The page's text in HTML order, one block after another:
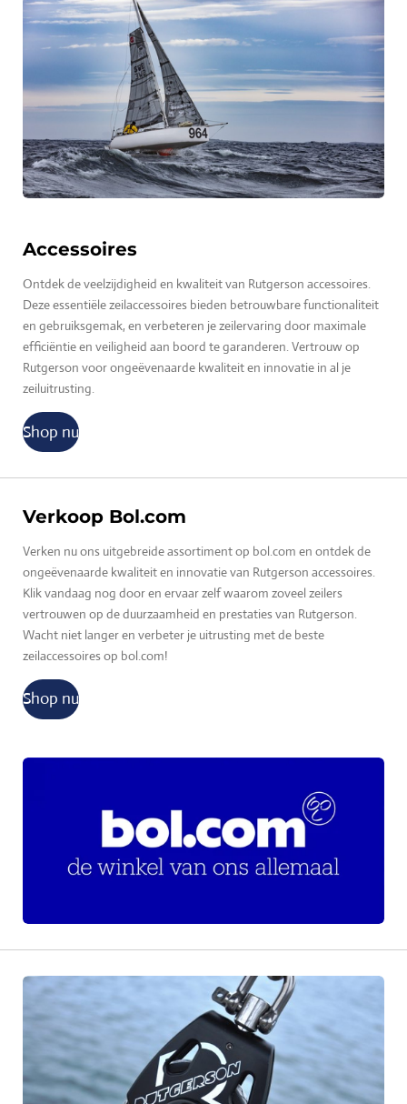
Accessoires
Ontdek de veelzijdigheid en kwaliteit van Rutgerson accessoires.
Deze essentiële zeilaccessoires bieden betrouwbare functionaliteit
en gebruiksgemak, en verbeteren je zeilervaring door maximale
efficiëntie en veiligheid aan boord te garanderen. Vertrouw op
Rutgerson voor ongeëvenaarde kwaliteit en innovatie in al je
zeiluitrusting.
Shop nu
Verkoop Bol.com
Verken nu ons uitgebreide assortiment op bol.com en ontdek de
ongeëvenaarde kwaliteit en innovatie van Rutgerson accessoires.
Klik vandaag nog door en ervaar zelf waarom zoveel zeilers
vertrouwen op de duurzaamheid en prestaties van Rutgerson.
Wacht niet langer en verbeter je uitrusting met de beste
zeilaccessoires op bol.com!
Shop nu